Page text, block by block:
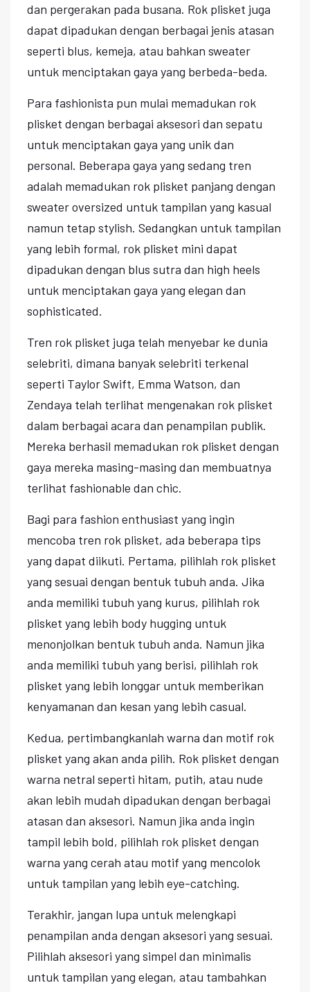
dan pergerakan pada busana. Rok plisket juga
dapat dipadukan dengan berbagai jenis atasan
seperti blus, kemeja, atau bahkan sweater
untuk menciptakan gaya yang berbeda-beda.
Para fashionista pun mulai memadukan rok
plisket dengan berbagai aksesori dan sepatu
untuk menciptakan gaya yang unik dan
personal. Beberapa gaya yang sedang tren
adalah memadukan rok plisket panjang dengan
sweater oversized untuk tampilan yang kasual
namun tetap stylish. Sedangkan untuk tampilan
yang lebih formal, rok plisket mini dapat
dipadukan dengan blus sutra dan high heels
untuk menciptakan gaya yang elegan dan
sophisticated.
Tren rok plisket juga telah menyebar ke dunia
selebriti, dimana banyak selebriti terkenal
seperti Taylor Swift, Emma Watson, dan
Zendaya telah terlihat mengenakan rok plisket
dalam berbagai acara dan penampilan publik.
Mereka berhasil memadukan rok plisket dengan
gaya mereka masing-masing dan membuatnya
terlihat fashionable dan chic.
Bagi para fashion enthusiast yang ingin
mencoba tren rok plisket, ada beberapa tips
yang dapat diikuti. Pertama, pilihlah rok plisket
yang sesuai dengan bentuk tubuh anda. Jika
anda memiliki tubuh yang kurus, pilihlah rok
plisket yang lebih body hugging untuk
menonjolkan bentuk tubuh anda. Namun jika
anda memiliki tubuh yang berisi, pilihlah rok
plisket yang lebih longgar untuk memberikan
kenyamanan dan kesan yang lebih casual.
Kedua, pertimbangkanlah warna dan motif rok
plisket yang akan anda pilih. Rok plisket dengan
warna netral seperti hitam, putih, atau nude
akan lebih mudah dipadukan dengan berbagai
atasan dan aksesori. Namun jika anda ingin
tampil lebih bold, pilihlah rok plisket dengan
warna yang cerah atau motif yang mencolok
untuk tampilan yang lebih eye-catching.
Terakhir, jangan lupa untuk melengkapi
penampilan anda dengan aksesori yang sesuai.
Pilihlah aksesori yang simpel dan minimalis
untuk tampilan yang elegan, atau tambahkan